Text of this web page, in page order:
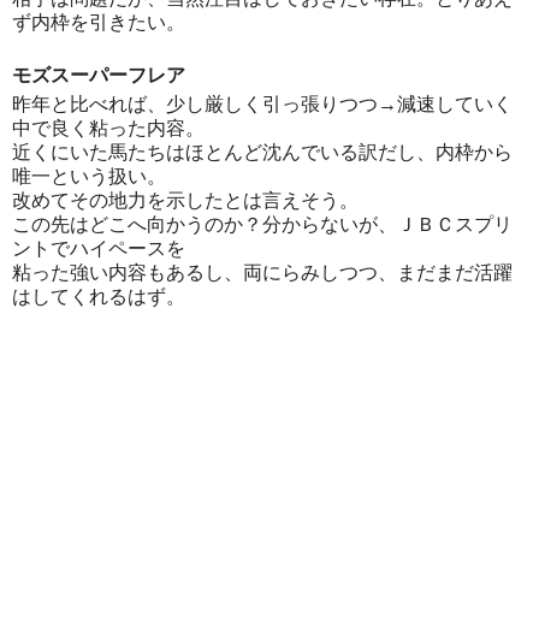
ず内枠を引きたい。
モズスーパーフレア
昨年と比べれば、少し厳しく引っ張りつつ→減速していく
中で良く粘った内容。
近くにいた馬たちはほとんど沈んでいる訳だし、内枠から
唯一という扱い。
改めてその地力を示したとは言えそう。
この先はどこへ向かうのか？分からないが、ＪＢＣスプリ
ントでハイペースを
粘った強い内容もあるし、両にらみしつつ、まだまだ活躍
はしてくれるはず。